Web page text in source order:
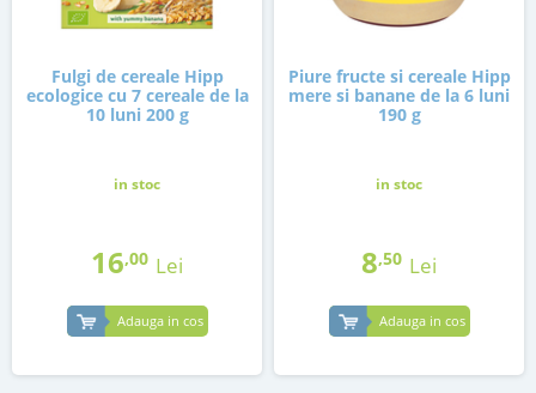
Fulgi de cereale Hipp
ecologice cu 7 cereale de la
10 luni 200 g
in stoc
16,00 Lei
Adauga in cos
Piure fructe si cereale Hipp
mere si banane de la 6 luni
190 g
in stoc
8,50 Lei
Adauga in cos